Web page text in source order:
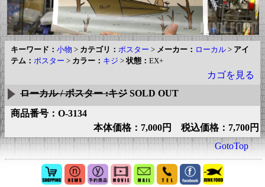
キーワード： 小物 > カテゴリ： ポスター > メーカー： ローカル > アイ
テム： ポスター > カラー： キジ >状態： EX+
カゴを見る
ローカル / ポスター :キジ SOLD OUT
商品番号：O-3134
本体価格：7,000円 税込価格：7,700円
GotoTop